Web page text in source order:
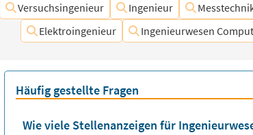
Versuchsingenieur
Ingenieur
Elektroingenieur
Ingenieurwesen
Häufig gestellte Fragen
Wie viele Stellenanzeigen für